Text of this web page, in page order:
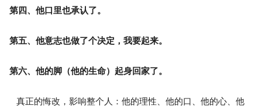
第四、他口里也承认了。
第五、他意志也做了个决定，我要起来。
第六、他的脚（他的生命）起身回家了。
真正的悔改，影响整个人：他的理性、他的口、他的心、他